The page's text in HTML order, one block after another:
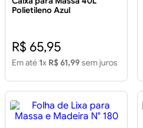
Polietileno Azul
R$ 65,95
Em até 1x R$ 61,99sem juros